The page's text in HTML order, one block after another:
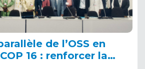
de l’OSS en
16 : renforcer la